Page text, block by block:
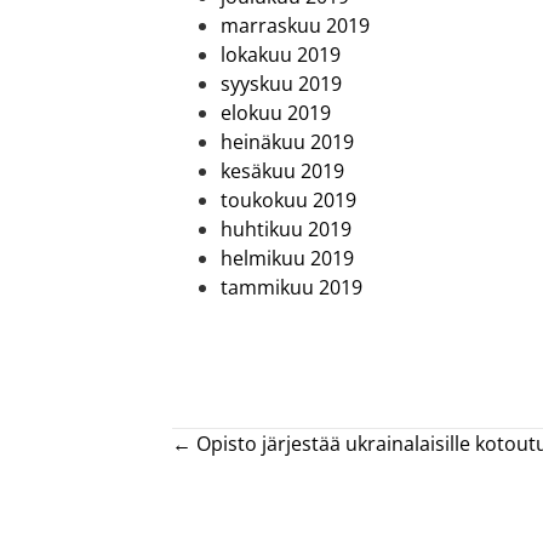
marraskuu 2019
lokakuu 2019
syyskuu 2019
elokuu 2019
heinäkuu 2019
kesäkuu 2019
toukokuu 2019
huhtikuu 2019
helmikuu 2019
tammikuu 2019
Posts
← Opisto järjestää ukrainalaisille